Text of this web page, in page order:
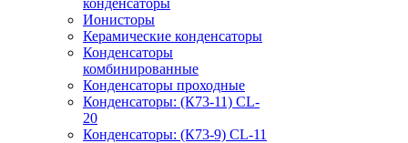
конденсаторы
Ионисторы
Керамические конденсаторы
Конденсаторы
комбинированные
Конденсаторы проходные
Конденсаторы: (К73-11) CL-
20
Конденсаторы: (К73-9) CL-11